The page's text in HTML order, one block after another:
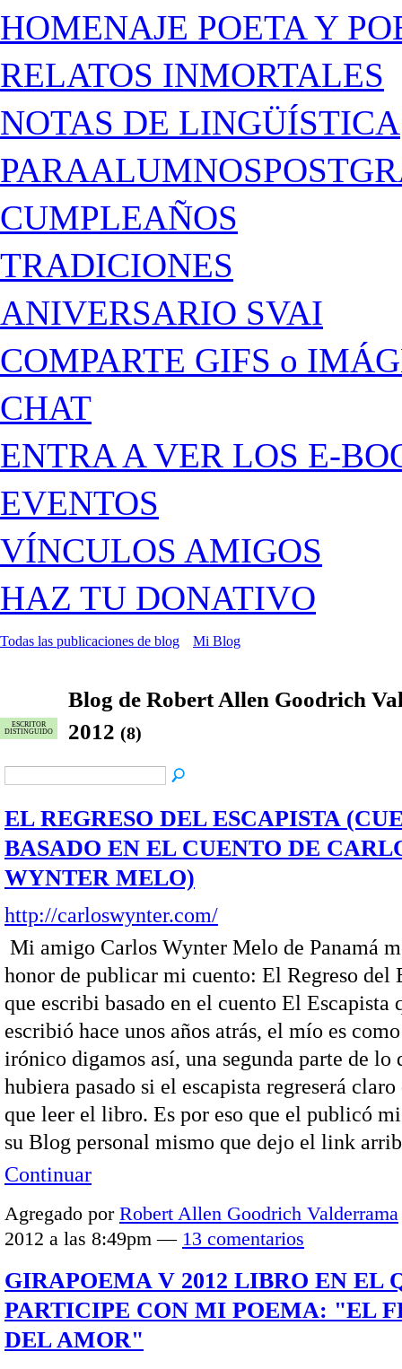
HOMENAJE POETA Y
RELATOS INMORTALES
NOTAS DE LINGÜÍSTICA
CUMPLEAÑOS
TRADICIONES
ANIVERSARIO SVAI
COMPARTE GIFS o
CHAT
ENTRA A VER LOS E-
EVENTOS
VÍNCULOS AMIGOS
HAZ TU DONATIVO
Todas las publicaciones de blog Mi Blog
ESCRITOR
DISTINGUIDO
Blog de Robert Allen Goodrich
2012 (8)
EL REGRESO DEL ESCAPISTA
BASADO EN EL CUENTO DE
WYNTER MELO)
http://carloswynter.com/
Mi amigo Carlos Wynter Melo de Panamá
honor de publicar mi cuento: El Regreso del
que escribi basado en el cuento El Escapista
escribió hace unos años atrás, el mío es
irónico digamos así, una segunda parte de lo
hubiera pasado si el escapista regreserá
que leer el libro. Es por eso que el publicó
su Blog personal mismo que dejo el link
Continuar
Agregado por Robert Allen Goodrich Valderrama
2012 a las 8:49pm — 13 comentarios
GIRAPOEMA V 2012 LIBRO EN EL
PARTICIPE CON MI POEMA: "EL
DEL AMOR"